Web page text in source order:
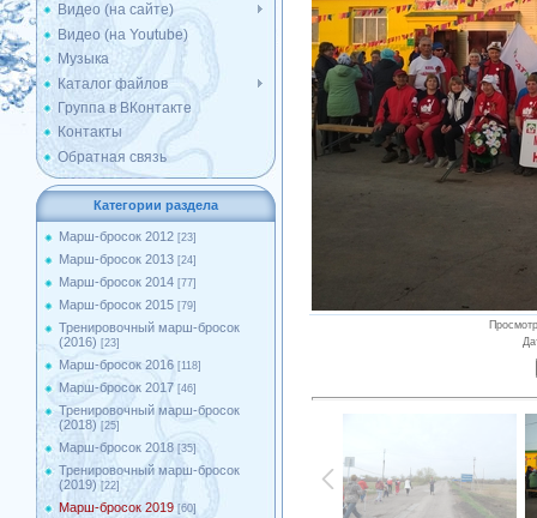
Видео (на сайте)
Видео (на Youtube)
Музыка
Каталог файлов
Группа в ВКонтакте
Контакты
Обратная связь
Категории раздела
Марш-бросок 2012 [23]
Марш-бросок 2013 [24]
Марш-бросок 2014 [77]
Марш-бросок 2015 [79]
Тренировочный марш-бросок
(2016) [23]
Марш-бросок 2016 [118]
Марш-бросок 2017 [46]
Тренировочный марш-бросок
(2018) [25]
Марш-бросок 2018 [35]
Тренировочный марш-бросок
(2019) [22]
Марш-бросок 2019 [60]